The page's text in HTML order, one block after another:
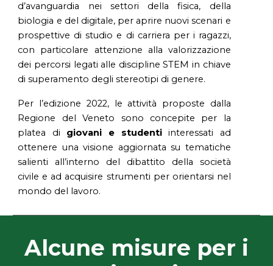
d’avanguardia nei settori della fisica, della
biologia e del digitale, per aprire nuovi scenari e
prospettive di studio e di carriera per i ragazzi,
con particolare attenzione alla valorizzazione
dei percorsi legati alle discipline STEM in chiave
di superamento degli stereotipi di genere.
Per l’edizione 2022, le attività proposte dalla
Regione del Veneto sono concepite per la
platea di giovani e studentiinteressati ad
ottenere una visione aggiornata su tematiche
salienti all’interno del dibattito della società
civile e ad acquisire strumenti per orientarsi nel
mondo del lavoro.
Alcune misure per i